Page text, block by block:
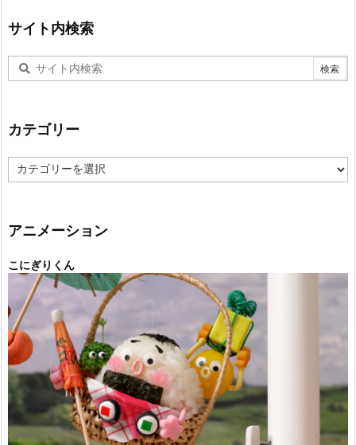
サイト内検索
カテゴリー
テ
ー
アニメーション
こにぎりくん